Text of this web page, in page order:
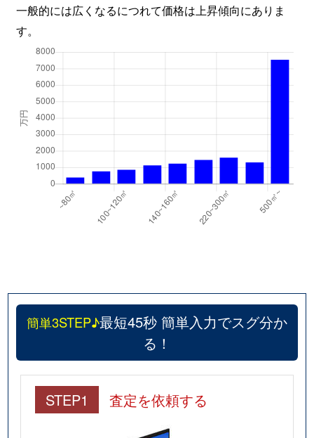
一般的には広くなるにつれて価格は上昇傾向にありま
す。
簡単3STEP♪最短45秒 簡単入力でスグ分か
る！
STEP1 査定を依頼する